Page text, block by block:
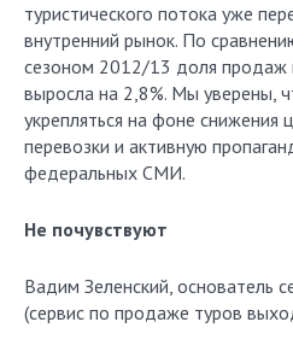
туристического потока уже
внутренний рынок. По
сезоном 2012/13 доля продаж
выросла на 2,8%. Мы уверены,
укрепляться на фоне снижения
перевозки и активную
федеральных СМИ.
Не почувствуют
Вадим Зеленский, основатель
(сервис по продаже туров